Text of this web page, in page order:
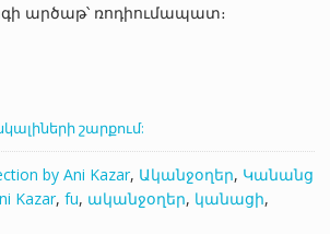
արծաթ՝ ռոդիումապատ։
շարքում:
by Ani Kazar, Ականջօղեր, Կանանց
Kazar, fu, ականջօղեր, կանացի,